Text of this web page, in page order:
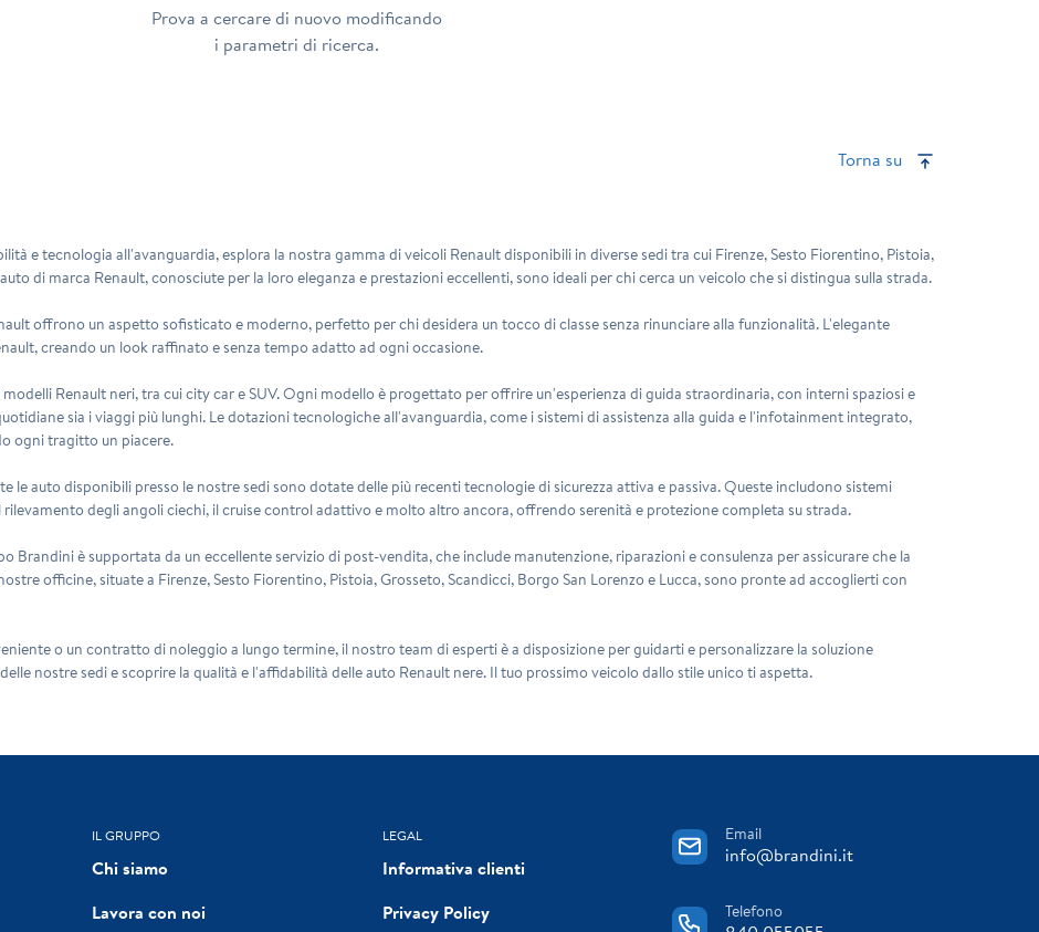
Prova a cercare di nuovo modificando
i parametri di ricerca.
Torna su
e tecnologia all'avanguardia, esplora la nostra gamma di veicoli Renault disponibili in diverse sedi tra cui Firenze, Sesto Fiorentino, Pistoia,
di marca Renault, conosciute per la loro eleganza e prestazioni eccellenti, sono ideali per chi cerca un veicolo che si distingua sulla strada.
offrono un aspetto sofisticato e moderno, perfetto per chi desidera un tocco di classe senza rinunciare alla funzionalità. L'elegante
creando un look raffinato e senza tempo adatto ad ogni occasione.
Renault neri, tra cui city car e SUV. Ogni modello è progettato per offrire un'esperienza di guida straordinaria, con interni spaziosi e
sia i viaggi più lunghi. Le dotazioni tecnologiche all'avanguardia, come i sistemi di assistenza alla guida e l'infotainment integrato,
ogni tragitto un piacere.
le auto disponibili presso le nostre sedi sono dotate delle più recenti tecnologie di sicurezza attiva e passiva. Queste includono sistemi
degli angoli ciechi, il cruise control adattivo e molto altro ancora, offrendo serenità e protezione completa su strada.
Brandini è supportata da un eccellente servizio di post-vendita, che include manutenzione, riparazioni e consulenza per assicurare che la
officine, situate a Firenze, Sesto Fiorentino, Pistoia, Grosseto, Scandicci, Borgo San Lorenzo e Lucca, sono pronte ad accoglierti con
o un contratto di noleggio a lungo termine, il nostro team di esperti è a disposizione per guidarti e personalizzare la soluzione
nostre sedi e scoprire la qualità e l'affidabilità delle auto Renault nere. Il tuo prossimo veicolo dallo stile unico ti aspetta.
IL GRUPPO
Chi siamo
Lavora con noi
LEGAL
Informativa clienti
Privacy Policy
Email
info@brandini.it
Telefono